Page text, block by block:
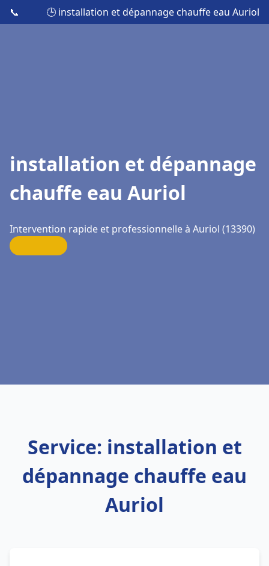
📞 🕒 installation et dépannage chauffe eau Auriol
installation et dépannage
chauffe eau Auriol
Intervention rapide et professionnelle à Auriol (13390)
Service: installation et
dépannage chauffe eau
Auriol